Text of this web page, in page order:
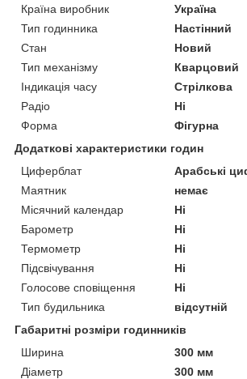
Країна виробник
Україна
Тип годинника
Настінний
Стан
Новий
Тип механізму
Кварцовий
Індикація часу
Стрілкова
Радіо
Ні
Форма
Фігурна
Додаткові характеристики годин
Циферблат
Арабські
Маятник
немає
Місячний календар
Ні
Барометр
Ні
Термометр
Ні
Підсвічування
Ні
Голосове сповіщення
Ні
Тип будильника
відсутній
Габаритні розміри годинників
Ширина
300 мм
Діаметр
300 мм